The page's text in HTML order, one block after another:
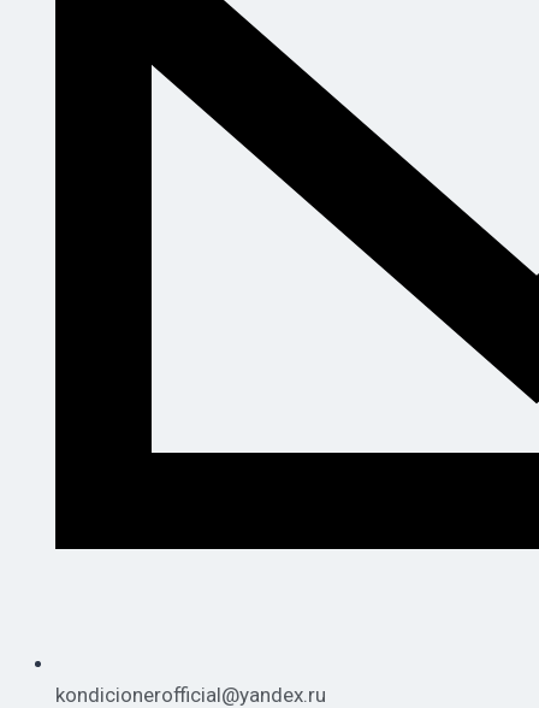
kondicionerofficial@yandex.ru